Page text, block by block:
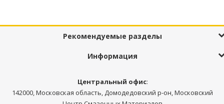
Рекомендуемые разделы
Информация
Центральный офис:
142000, Московская область, Домодедовский р-он, Московский